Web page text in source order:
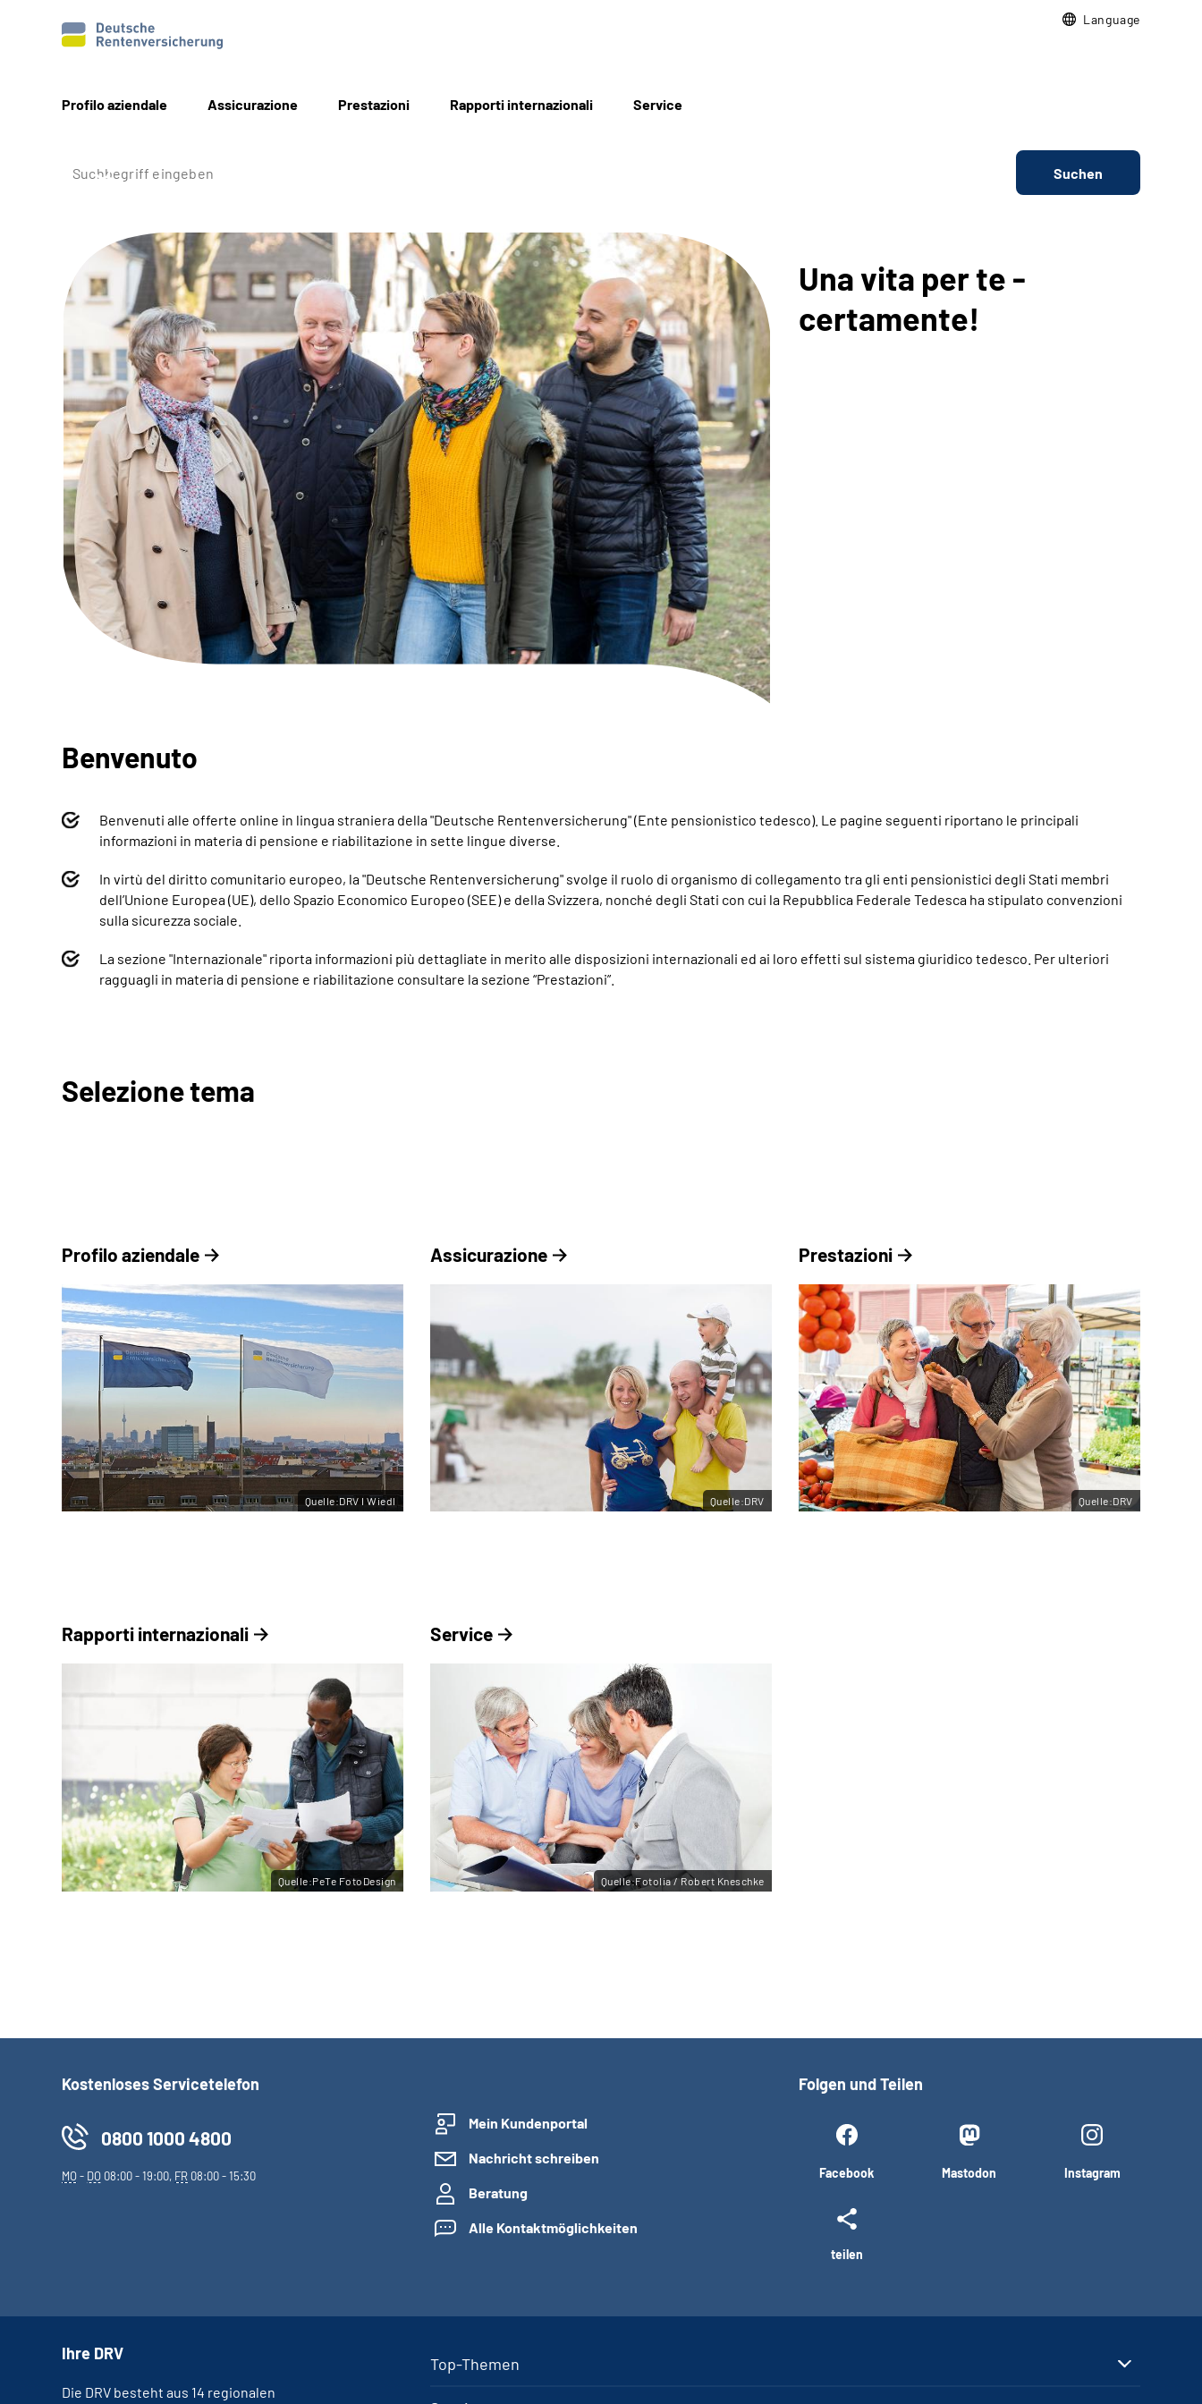
Language
Profilo aziendale Assicurazione Prestazioni Rapporti internazionali Service
Suchen
Una vita per te -
certamente!
Benvenuto
Benvenuti alle offerte online in lingua straniera della "Deutsche Rentenversicherung" (Ente pensionistico tedesco). Le pagine seguenti riportano le principali
informazioni in materia di pensione e riabilitazione in sette lingue diverse.
In virtù del diritto comunitario europeo, la "Deutsche Rentenversicherung" svolge il ruolo di organismo di collegamento tra gli enti pensionistici degli Stati membri
dell’Unione Europea (UE), dello Spazio Economico Europeo (SEE) e della Svizzera, nonché degli Stati con cui la Repubblica Federale Tedesca ha stipulato convenzioni
sulla sicurezza sociale.
La sezione "Internazionale" riporta informazioni più dettagliate in merito alle disposizioni internazionali ed ai loro effetti sul sistema giuridico tedesco. Per ulteriori
ragguagli in materia di pensione e riabilitazione consultare la sezione “Prestazioni”.
Selezione tema
Profilo aziendale
Quelle:DRV I Wiedl
Assicurazione
Quelle:DRV
Prestazioni
Quelle:DRV
Rapporti internazionali
Quelle:PeTe FotoDesign
Service
Quelle:Fotolia / Robert Kneschke
Kostenloses Servicetelefon
0800 1000 4800
MO- DO 08:00 - 19:00, FR 08:00 - 15:30
Mein Kundenportal
Nachricht schreiben
Beratung
Alle Kontaktmöglichkeiten
Folgen und Teilen
Facebook Mastodon Instagram
teilen
Top-Themen
Ihre DRV
Die DRV besteht aus 14 regionalen